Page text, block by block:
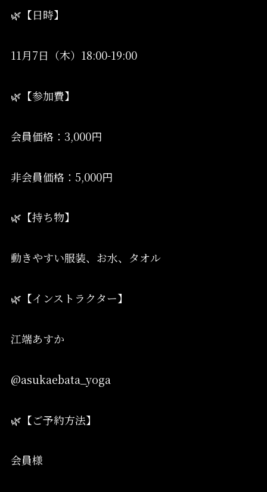
🌿【日時】
11月7日（木）18:00-19:00
🌿【参加費】
会員価格：3,000円
非会員価格：5,000円
🌿【持ち物】
動きやすい服装、お水、タオル
🌿【インストラクター】
江端あすか
@asukaebata_yoga
🌿【ご予約方法】
会員様